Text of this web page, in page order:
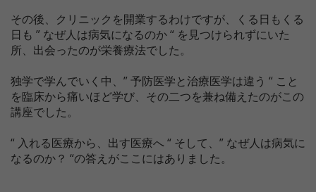
その後、クリニックを開業するわけですが、くる日もくる
日も ” なぜ人は病気になるのか “ を見つけられずにいた
所、出会ったのが栄養療法でした。
独学で学んでいく中、” 予防医学と治療医学は違う “ こと
を臨床から痛いほど学び、その二つを兼ね備えたのがこの
講座でした。
“ 入れる医療から、出す医療へ “ そして、” なぜ人は病気に
なるのか？ “の答えがここにはありました。